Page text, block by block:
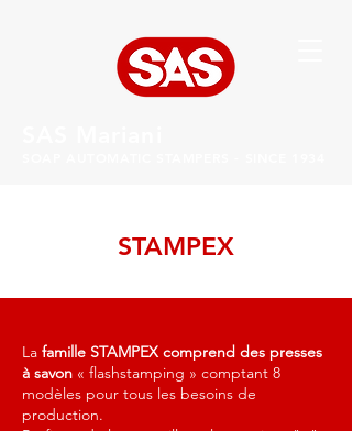
STAMPEX
La famille STAMPEX comprend des presses
à savon « flashstamping » comptant 8
modèles pour tous les besoins de
production.